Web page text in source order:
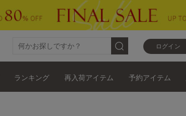
ログイン
ランキング 再入荷アイテム 予約アイテム